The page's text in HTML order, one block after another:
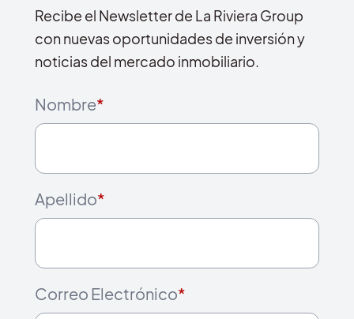
Recibe el Newsletter de La Riviera Group
con nuevas oportunidades de inversión y
noticias del mercado inmobiliario.
Nombre*
Apellido*
Correo Electrónico*